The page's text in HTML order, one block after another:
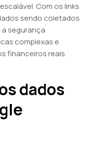
Com os links
sendo coletados
segurança
complexas e
financeiros reais.
dados